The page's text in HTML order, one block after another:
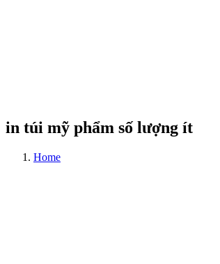
in túi mỹ phẩm số lượng ít
Home